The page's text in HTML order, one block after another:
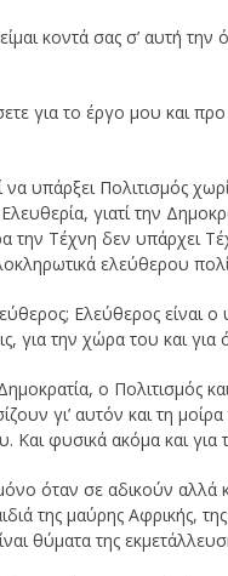
κοντά σας σ’ αυτή την
για το έργο μου και
υπάρξει Πολιτισμός
γιατί την
την Τέχνη δεν υπάρχει
ελεύθερου
Ελεύθερος
για την χώρα του και
ο Πολιτισμός
γι’ αυτόν και τη μοίρα
φυσικά ακόμα και για
όταν σε αδικούν
της μαύρης Αφρικής,
θύματα της